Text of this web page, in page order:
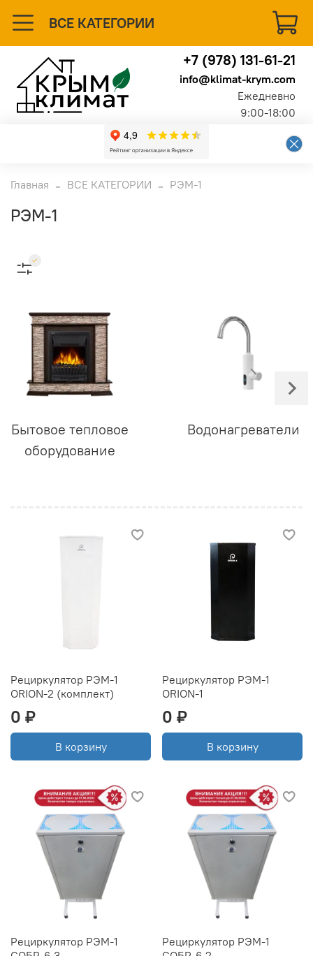
ВСЕ КАТЕГОРИИ
+7 (978) 131-61-21
info@klimat-krym.com
Ежедневно
9:00-18:00
Главная ВСЕ КАТЕГОРИИ РЭМ-1
РЭМ-1
Бытовое тепловое
оборудование
Водонагреватели
Рециркулятор РЭМ-1
ORION-2 (комплект)
0 ₽
В корзину
Рециркулятор РЭМ-1
ORION-1
0 ₽
В корзину
Рециркулятор РЭМ-1
Рециркулятор РЭМ-1